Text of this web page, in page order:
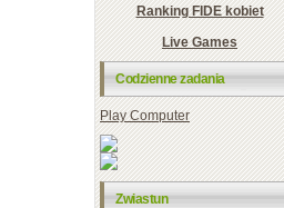
Ranking FIDE kobiet
Live Games
Codzienne zadania
Play Computer
Zwiastun